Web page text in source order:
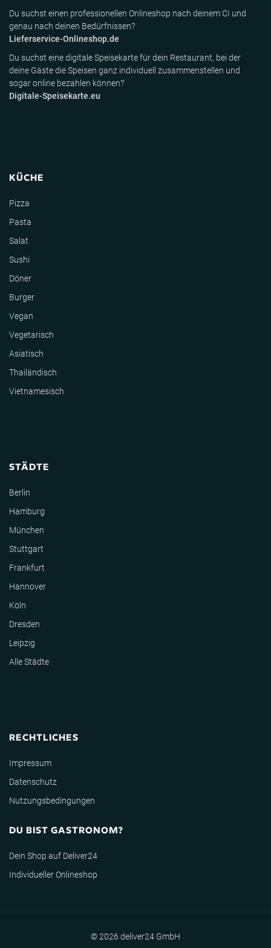
Du suchst einen professionellen Onlineshop nach deinem CI und
genau nach deinen Bedürfnissen?
Lieferservice-Onlineshop.de
Du suchst eine digitale Speisekarte für dein Restaurant, bei der
deine Gäste die Speisen ganz individuell zusammenstellen und
sogar online bezahlen können?
Digitale-Speisekarte.eu
KÜCHE
Pizza
Pasta
Salat
Sushi
Döner
Burger
Vegan
Vegetarisch
Asiatisch
Thailändisch
Vietnamesisch
STÄDTE
Berlin
Hamburg
München
Stuttgart
Frankfurt
Hannover
Köln
Dresden
Leipzig
Alle Städte
RECHTLICHES
Impressum
Datenschutz
Nutzungsbedingungen
DU BIST GASTRONOM?
Dein Shop auf Deliver24
Individueller Onlineshop
© 2026 deliver24 GmbH